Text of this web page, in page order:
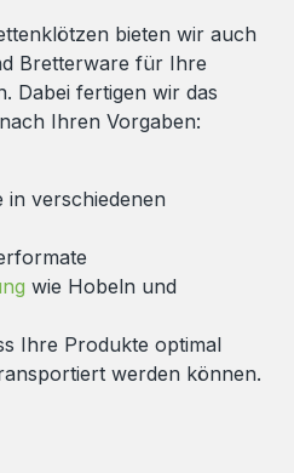
bieten wir auch
Bretterware für Ihre
Dabei fertigen wir das
Ihren Vorgaben:
in verschiedenen
wie Hobeln und
Ihre Produkte optimal
werden können.